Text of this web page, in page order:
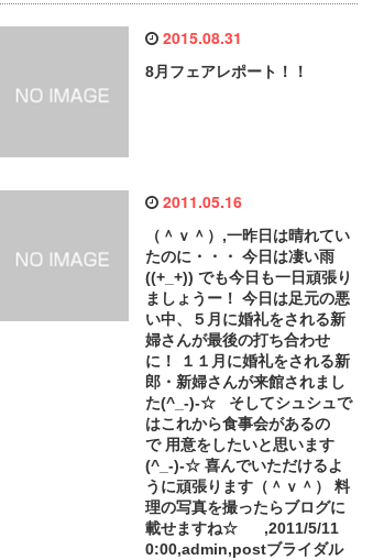
2015.08.31
8月フェアレポート！！
2011.05.16
（＾ｖ＾）,一昨日は晴れてい
たのに・・・ 今日は凄い雨
((+_+)) でも今日も一日頑張り
ましょうー！ 今日は足元の悪
い中、５月に婚礼をされる新
婦さんが最後の打ち合わせ
に！ １１月に婚礼をされる新
郎・新婦さんが来館されまし
た(^_-)-☆ そしてシュシュで
はこれから食事会があるの
で 用意をしたいと思います
(^_-)-☆ 喜んでいただけるよ
うに頑張ります（＾ｖ＾） 料
理の写真を撮ったらブログに
載せますね☆ ,2011/5/11
0:00,admin,postブライダル